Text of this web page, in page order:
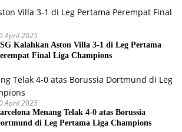
April 2025
Kalahkan Aston Villa 3-1 di Leg Pertama
Final Liga Champions
April 2025
Menang Telak 4-0 atas Borussia
di Leg Pertama Liga Champions